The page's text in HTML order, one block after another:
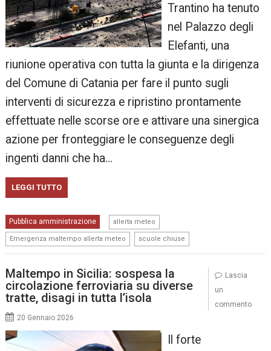
Trantino ha tenuto
nel Palazzo degli
Elefanti, una
riunione operativa con tutta la giunta e la dirigenza
del Comune di Catania per fare il punto sugli
interventi di sicurezza e ripristino prontamente
effettuate nelle scorse ore e attivare una sinergica
azione per fronteggiare le conseguenze degli
ingenti danni che ha…
LEGGI TUTTO
Pubblica amministrazione allerta meteo
Emergenza maltempo allerta meteo scuole chiuse
Maltempo in Sicilia: sospesa la
circolazione ferroviaria su diverse
tratte, disagi in tutta l’isola
20 Gennaio 2026
Il forte
Lascia
un
commento